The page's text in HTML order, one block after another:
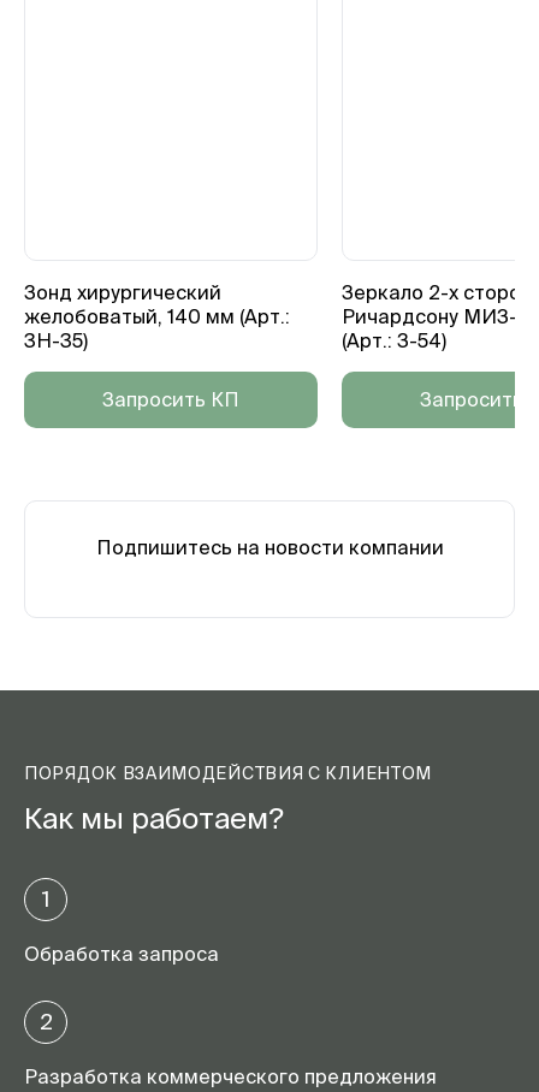
Зонд хирургический
желобоватый, 140 мм (Арт.:
3Н-35)
Запросить КП
Зеркало 2-х
Ричардсону МИЗ-
(Арт.: З-54)
Запросить
Подпишитесь на новости компании
ПОРЯДОК ВЗАИМОДЕЙСТВИЯ С КЛИЕНТОМ
Как мы работаем?
1
Обработка запроса
2
Разработка коммерческого предложения